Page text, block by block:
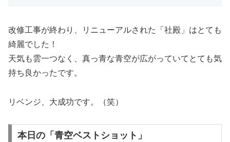
改修工事が終わり、リニューアルされた「社殿」はとても
綺麗でした！
天気も雲一つなく、真っ青な青空が広がっていてとても気
持ち良かったです。
リベンジ、大成功です。（笑）
本日の「青空ベストショット」